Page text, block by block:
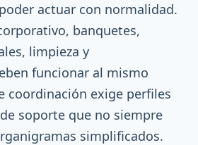
actuar con normalidad.
banquetes,
limpieza y
funcionar al mismo
coordinación exige perfiles
soporte que no siempre
simplificados.